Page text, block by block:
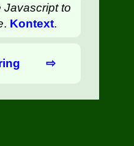
Javascript to
. Kontext.
⇨